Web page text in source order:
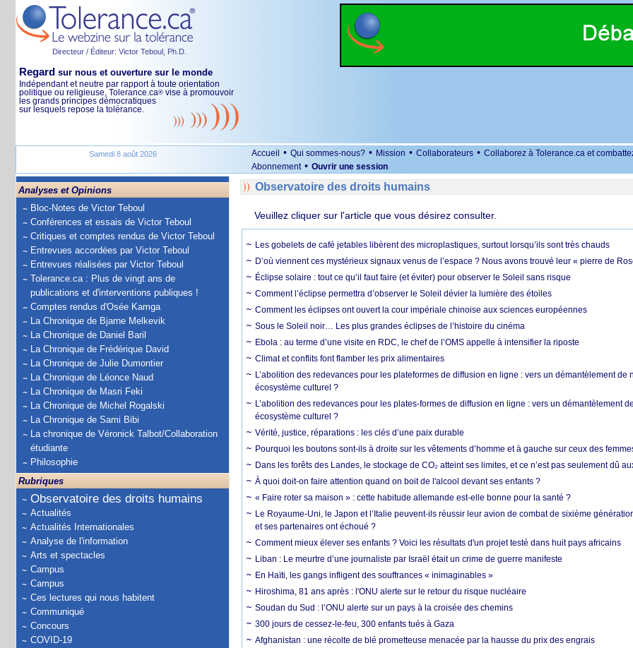
Directeur / Éditeur: Victor Teboul, Ph.D.
Regard sur nous et ouverture sur le monde
Indépendant et neutre par rapport à toute orientation
politique ou religieuse, Tolerance.ca® vise à promouvoir
les grands principes démocratiques
sur lesquels repose la tolérance.
Samedi 8 août 2026 Accueil • Qui sommes-nous? • Mission • Collaborateurs • Collaborez à Tolerance.ca et
Abonnement • Ouvrir une session
Analyses et Opinions
Bloc-Notes de Victor Teboul
Conférences et essais de Victor Teboul
Critiques et comptes rendus de Victor Teboul
Entrevues accordées par Victor Teboul
Entrevues réalisées par Victor Teboul
Tolerance.ca : Plus de vingt ans de
publications et d'interventions publiques !
Comptes rendus d'Osée Kamga
La Chronique de Bjarne Melkevik
La Chronique de Daniel Baril
La Chronique de Frédérique David
La Chronique de Julie Dumontier
La Chronique de Léonce Naud
La Chronique de Masri Feki
La Chronique de Michel Rogalski
La Chronique de Sami Bibi
La chronique de Véronick Talbot/Collaboration
étudiante
Philosophie
Rubriques
Observatoire des droits humains
Actualités
Actualités Internationales
Analyse de l'information
Arts et spectacles
Campus
Campus
Ces lectures qui nous habitent
Communiqué
Concours
COVID-19
Observatoire des droits humains
Veuillez cliquer sur l'article que vous désirez consulter.
Les gobelets de café jetables libèrent des microplastiques, surtout lorsqu’ils sont très chauds
D’où viennent ces mystérieux signaux venus de l’espace ? Nous avons trouvé leur « pierre de
Éclipse solaire : tout ce qu’il faut faire (et éviter) pour observer le Soleil sans risque
Comment l’éclipse permettra d’observer le Soleil dévier la lumière des étoiles
Comment les éclipses ont ouvert la cour impériale chinoise aux sciences européennes
Sous le Soleil noir… Les plus grandes éclipses de l’histoire du cinéma
Ebola : au terme d’une visite en RDC, le chef de l’OMS appelle à intensifier la riposte
Climat et conflits font flamber les prix alimentaires
L’abolition des redevances pour les plateformes de diffusion en ligne : vers un démantèlement de
écosystème culturel ?
L’abolition des redevances pour les plates-formes de diffusion en ligne : vers un démantèlement
écosystème culturel ?
Vérité, justice, réparations : les clés d’une paix durable
Pourquoi les boutons sont-ils à droite sur les vêtements d’homme et à gauche sur ceux des
Dans les forêts des Landes, le stockage de CO₂ atteint ses limites, et ce n’est pas seulement dû
À quoi doit-on faire attention quand on boit de l'alcool devant ses enfants ?
« Faire roter sa maison » : cette habitude allemande est-elle bonne pour la santé ?
Le Royaume-Uni, le Japon et l’Italie peuvent-ils réussir leur avion de combat de sixième
et ses partenaires ont échoué ?
Comment mieux élever ses enfants ? Voici les résultats d'un projet testé dans huit pays africains
Liban : Le meurtre d’une journaliste par Israël était un crime de guerre manifeste
En Haïti, les gangs infligent des souffrances « inimaginables »
Hiroshima, 81 ans après : l'ONU alerte sur le retour du risque nucléaire
Soudan du Sud : l’ONU alerte sur un pays à la croisée des chemins
300 jours de cessez-le-feu, 300 enfants tués à Gaza
Afghanistan : une récolte de blé prometteuse menacée par la hausse du prix des engrais